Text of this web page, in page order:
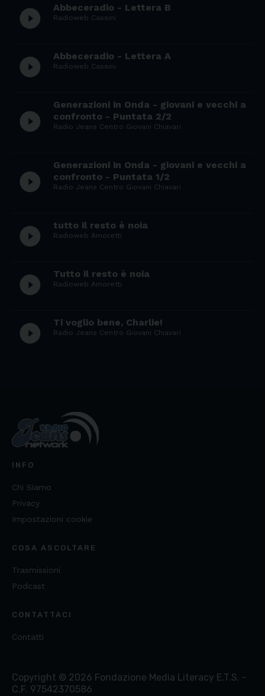
play_circle_filled Abbeceradio - Lettera B
Radioweb Cassini
play_circle_filled Abbeceradio - Lettera A
Radioweb Cassini
play_circle_filled
Generazioni in Onda - giovani e vecchi a
confronto - Puntata 2/2
Radio Jeans Centro Giovani Chiavari
play_circle_filled
Generazioni in Onda - giovani e vecchi a
confronto - Puntata 1/2
Radio Jeans Centro Giovani Chiavari
play_circle_filled tutto il resto è noia
Radioweb Amoretti
play_circle_filled Tutto il resto è noia
Radioweb Amoretti
play_circle_filled Ti voglio bene, Charlie!
Radio Jeans Centro Giovani Chiavari
INFO
Chi Siamo
Privacy
Impostazioni cookie
COSA ASCOLTARE
Trasmissioni
Podcast
CONTATTACI
Contatti
Copyright © 2026 Fondazione Media Literacy E.T.S. -
C.F. 97542370586